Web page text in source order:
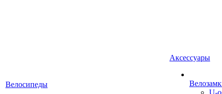
Велосипеды
Аксессуары
U-